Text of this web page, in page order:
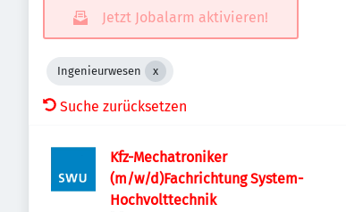
Jetzt Jobalarm aktivieren!
Ingenieurwesen
Suche zurücksetzen
Kfz-Mechatroniker
(m/w/d)Fachrichtung System-
Hochvolttechnik